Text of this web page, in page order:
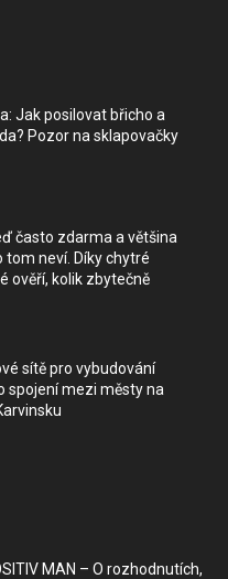
Jak posilovat břicho a
Pozor na sklapovačky
často zdarma a většina
tom neví. Díky chytré
ověří, kolik zbytečně
sítě pro vybudování
spojení mezi městy na
MAN – O rozhodnutích,